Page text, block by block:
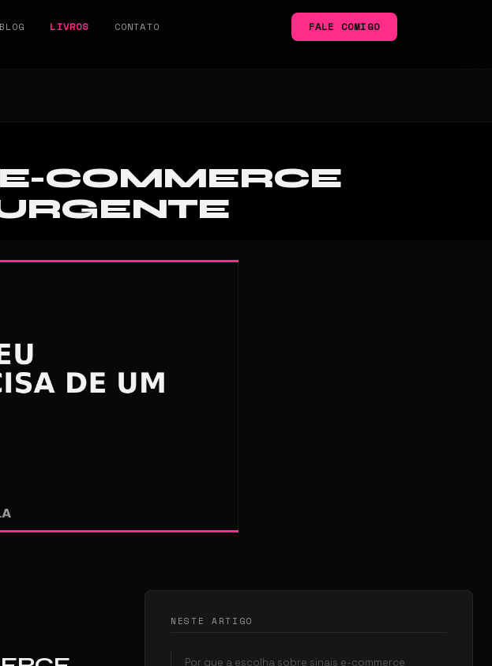
BLOG LIVROS CONTATO FALE COMIGO
E-COMMERCE
NESTE ARTIGO
Por que a escolha sobre sinais e-commerce